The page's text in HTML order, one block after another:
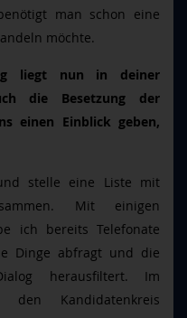
man schon eine
möchte.
liegt nun in deiner
die Besetzung der
einen Einblick geben,
stelle eine Liste mit
Mit einigen
ich bereits Telefonate
Dinge abfragt und die
herausfiltert. Im
Kandidatenkreis